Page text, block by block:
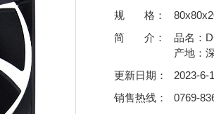
规 格：
简 介：
品名
产地：
更新日期：
2023-6-1
销售热线：
0769-